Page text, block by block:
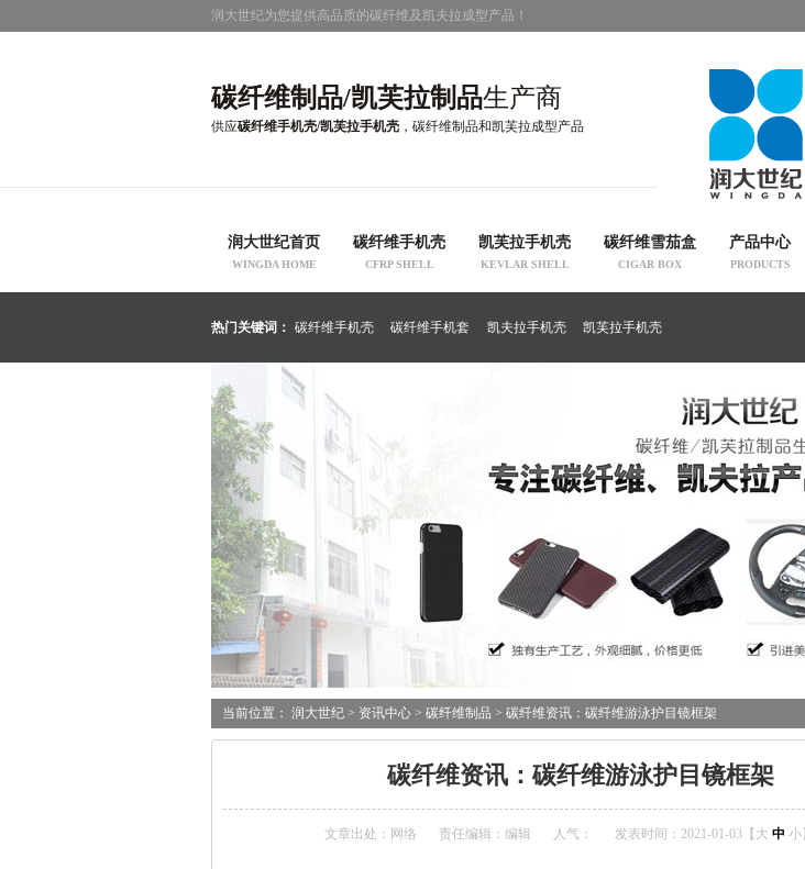
润大世纪为您提供高品质的碳纤维及凯夫拉成型产品！
碳纤维制品/凯芙拉制品生产商
供应碳纤维手机壳/凯芙拉手机壳 ，碳纤维制品和凯芙拉成型产品
润大世纪首页
WINGDA HOME
碳纤维手机壳
CFRP SHELL
凯芙拉手机壳
KEVLAR SHELL
碳纤维雪茄盒
CIGAR BOX
产品中心
PRODUCTS
热门关键词： 碳纤维手机壳 碳纤维手机套 凯夫拉手机壳 凯芙拉手机壳
当前位置： 润大世纪 > 资讯中心 > 碳纤维制品 > 碳纤维资讯：碳纤维游泳护目镜框架
碳纤维资讯：碳纤维游泳护目镜框架
文章出处：网络 责任编辑：编辑 人气： 发表时间：2021-01-03【 大 中 小